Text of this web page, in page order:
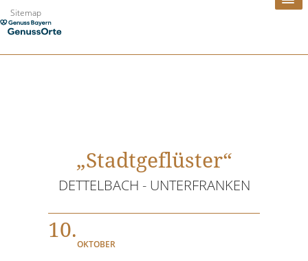
Zum
Inhalt
Sitemap
„Stadtgeflüster“
DETTELBACH - UNTERFRANKEN
10.
OKTOBER